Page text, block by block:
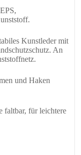
Kunstleder mit
An
und Haken
faltbar, für leichtere